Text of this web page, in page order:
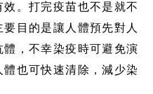
。打完疫苗也不是就不
目的是讓人體預先對人
，不幸染疫時可避免演
也可快速清除，減少染